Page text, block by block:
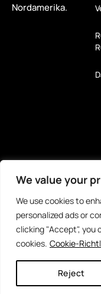
We value your
We use cookies to
personalized ads or
clicking "Accept", you
cookies. Cookie-
Reject
Nordamerika.
Zahlungsarten